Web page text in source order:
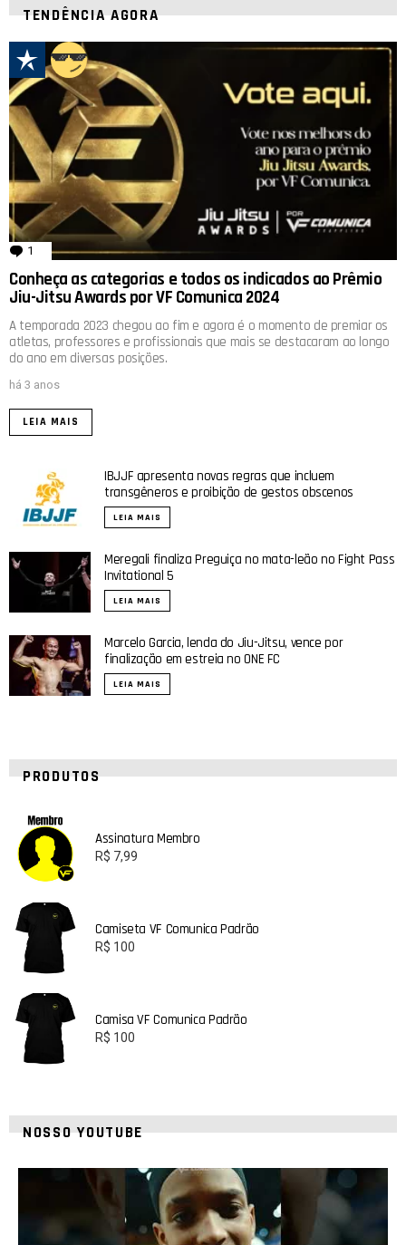
TENDÊNCIA AGORA
1 comentário
Conheça as categorias e todos os indicados ao Prêmio
Jiu-Jitsu Awards por VF Comunica 2024
A temporada 2023 chegou ao fim e agora é o momento de premiar os
atletas, professores e profissionais que mais se destacaram ao longo
do ano em diversas posições.
há 3 anos
LEIA MAIS
IBJJF apresenta novas regras que incluem
transgêneros e proibição de gestos obscenos
LEIA MAIS
Meregali finaliza Preguiça no mata-leão no Fight Pass
Invitational 5
LEIA MAIS
Marcelo Garcia, lenda do Jiu-Jitsu, vence por
finalização em estreia no ONE FC
LEIA MAIS
PRODUTOS
Assinatura Membro
R$ 7,99
Camiseta VF Comunica Padrão
R$ 100
Camisa VF Comunica Padrão
R$ 100
NOSSO YOUTUBE